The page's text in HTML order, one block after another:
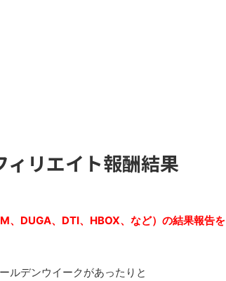
リエイト報酬結果
、DUGA、DTI、HBOX、など）の結果報告を
ルデンウイークがあったりと